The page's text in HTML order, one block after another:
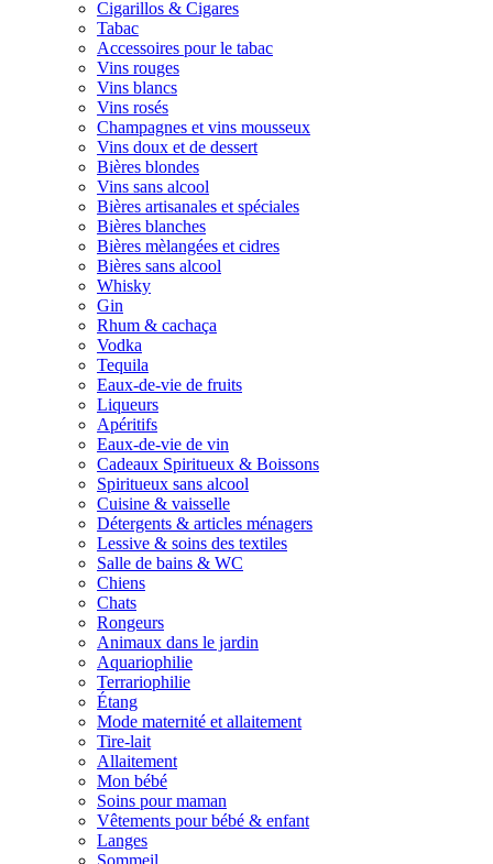
Cigarillos & Cigares
Tabac
Accessoires pour le tabac
Vins rouges
Vins blancs
Vins rosés
Champagnes et vins mousseux
Vins doux et de dessert
Bières blondes
Vins sans alcool
Bières artisanales et spéciales
Bières blanches
Bières mèlangées et cidres
Bières sans alcool
Whisky
Gin
Rhum & cachaça
Vodka
Tequila
Eaux-de-vie de fruits
Liqueurs
Apéritifs
Eaux-de-vie de vin
Cadeaux Spiritueux & Boissons
Spiritueux sans alcool
Cuisine & vaisselle
Détergents & articles ménagers
Lessive & soins des textiles
Salle de bains & WC
Chiens
Chats
Rongeurs
Animaux dans le jardin
Aquariophilie
Terrariophilie
Étang
Mode maternité et allaitement
Tire-lait
Allaitement
Mon bébé
Soins pour maman
Vêtements pour bébé & enfant
Langes
Sommeil